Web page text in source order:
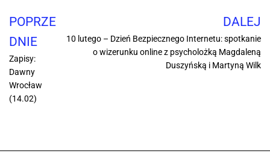
POPRZE
DNIE
Zapisy:
Dawny
Wrocław
(14.02)
DALEJ
10 lutego – Dzień Bezpiecznego Internetu: spotkanie
o wizerunku online z psycholożką Magdaleną
Duszyńską i Martyną Wilk